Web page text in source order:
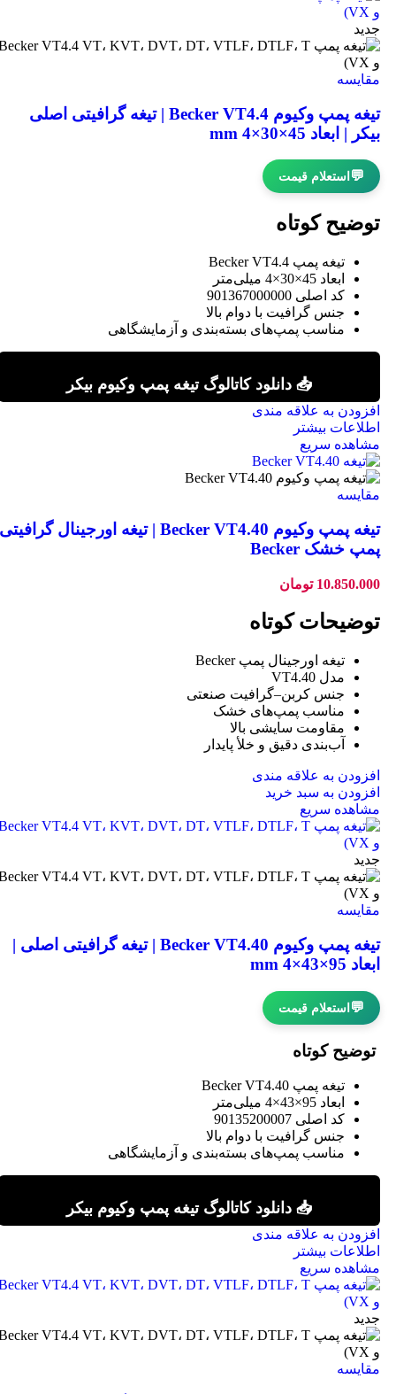
جدید
مقایسه
تیغه پمپ وکیوم Becker VT4.4 | تیغه گرافیتی اصلی
بیکر | ابعاد 45×30×4 mm
💬 استعلام قیمت
توضیح کوتاه
تیغه پمپ Becker VT4.4
ابعاد 45×30×4 میلی‌متر
کد اصلی 901367000000
جنس گرافیت با دوام بالا
مناسب پمپ‌های بسته‌بندی و آزمایشگاهی
📥 دانلود کاتالوگ تیغه پمپ وکیوم بیکر
افزودن به علاقه مندی
اطلاعات بیشتر
مشاهده سریع
مقایسه
تیغه پمپ وکیوم Becker VT4.40 | تیغه اورجینال گرافیتی
پمپ خشک Becker
10.850.000 تومان
توضیحات کوتاه
تیغه اورجینال پمپ Becker
مدل VT4.40
جنس کربن–گرافیت صنعتی
مناسب پمپ‌های خشک
مقاومت سایشی بالا
آب‌بندی دقیق و خلأ پایدار
افزودن به علاقه مندی
افزودن به سبد خرید
مشاهده سریع
جدید
مقایسه
تیغه پمپ وکیوم Becker VT4.40 | تیغه گرافیتی اصلی |
ابعاد 95×43×4 mm
💬 استعلام قیمت
توضیح کوتاه
تیغه پمپ Becker VT4.40
ابعاد 95×43×4 میلی‌متر
کد اصلی 90135200007
جنس گرافیت با دوام بالا
مناسب پمپ‌های بسته‌بندی و آزمایشگاهی
📥 دانلود کاتالوگ تیغه پمپ وکیوم بیکر
افزودن به علاقه مندی
اطلاعات بیشتر
مشاهده سریع
جدید
مقایسه